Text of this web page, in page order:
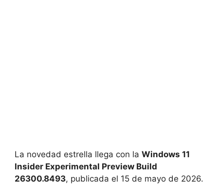
La novedad estrella llega con la Windows 11
Insider Experimental Preview Build
26300.8493, publicada el 15 de mayo de 2026.